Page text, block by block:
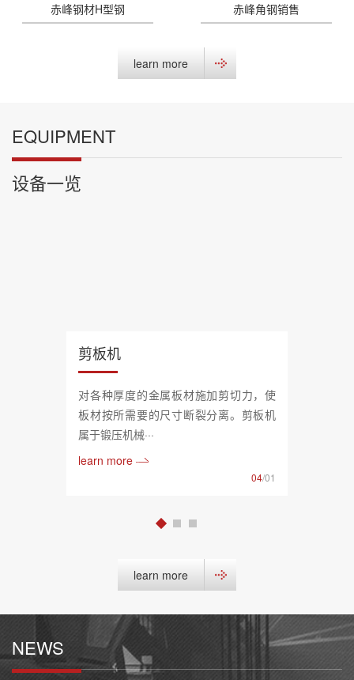
赤峰钢材H型钢 赤峰角钢销售
learn more
EQUIPMENT
设备一览
剪板机
对各种厚度的金属板材施加剪切力，使
板材按所需要的尺寸断裂分离。剪板机
属于锻压机械···
learn more
04/01
learn more
NEWS